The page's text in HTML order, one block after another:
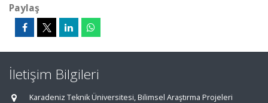
Paylaş
İletişim Bilgileri
Karadeniz Teknik Üniversitesi, Bilimsel Araştırma Projeleri